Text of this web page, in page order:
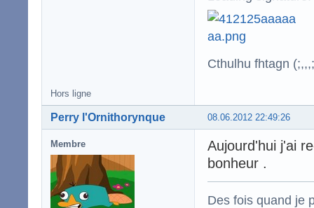
Cthulhu fhtagn
Hors ligne
08.06.2012 22:49:26
Perry l'Ornithorynque
Membre
Aujourd'hui j'ai
bonheur .
Des fois quand je